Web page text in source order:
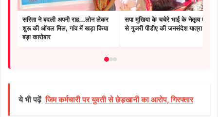
सरिता ने बदली अपनी राह…लोन लेकर
शुरू की ऑयल मिल, गांव में खड़ा किया
बड़ा कारोबार
सपा मुखिया के चचेरे भाई के नेतृत्व में गांवों
से गुजरी पीडीए की जनसंदेश यात्रा
ये भी पढ़ें जिम कर्मचारी पर युवती से छेड़खानी का आरोप, गिरफ्तार